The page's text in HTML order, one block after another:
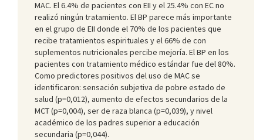
MAC. El 6.4% de pacientes con EII y el 25.4% con EC no
realizó ningún tratamiento. El BP parece más importante
en el grupo de EII donde el 70% de los pacientes que
recibe tratamientos espirituales y el 66% de con
suplementos nutricionales percibe mejoría. El BP en los
pacientes con tratamiento médico estándar fue del 80%.
Como predictores positivos del uso de MAC se
identificaron: sensación subjetiva de pobre estado de
salud (p=0,012), aumento de efectos secundarios de la
MCT (p=0,004), ser de raza blanca (p=0,039), y nivel
académico de los padres superior a educación
secundaria (p=0,044).